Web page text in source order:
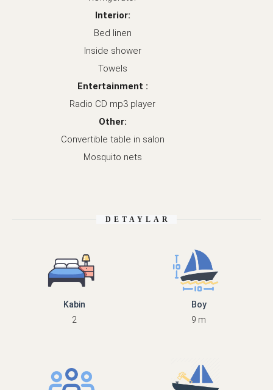
Interior:
Bed linen
Inside shower
Towels
Entertainment :
Radio CD mp3 player
Other:
Convertible table in salon
Mosquito nets
DETAYLAR
Kabin
2
Boy
9 m